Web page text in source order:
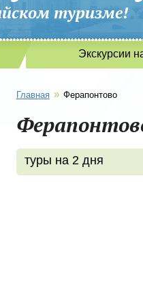
Экскурсии
Главная » Ферапонтово
туры на 2 дня